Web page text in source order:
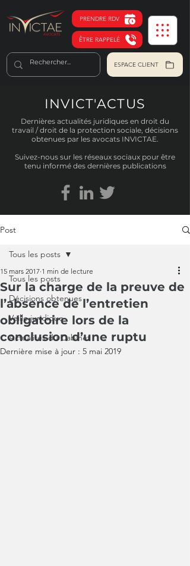
PRENDRE RDV
ÊTRE RAPPELÉ
ESPACE CLIENT
INVICT'ACTUS
Dernières actualités juridiques en droit du
travail / droit de la protection sociale, décisions
obtenues par les avocats INVICTAE.
Suivez-nous sur les réseaux sociaux pour être
tenu informé des dernières publications
Post
Tous les posts
Décisions obtenues
Veille juridique
Actualités du Cabinet
Tous les posts
Sur la charge de la preuve de
l’absence de l’entretien
obligatoire lors de la
conclusion d’une ruptu
15 mars 2017 1 min de lecture
Dernière mise à jour : 5 mai 2019